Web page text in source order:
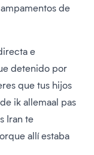
de
e
detenido por
que tus hijos
ik allemaal pas
Iran te
allí estaba